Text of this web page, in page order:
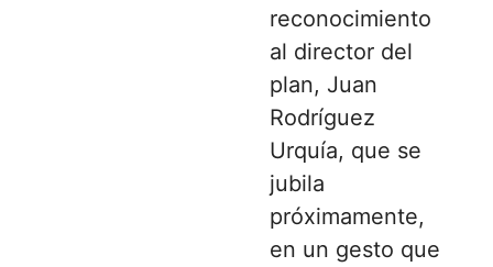
reconocimiento
al director del
plan, Juan
Rodríguez
Urquía, que se
jubila
próximamente,
en un gesto que